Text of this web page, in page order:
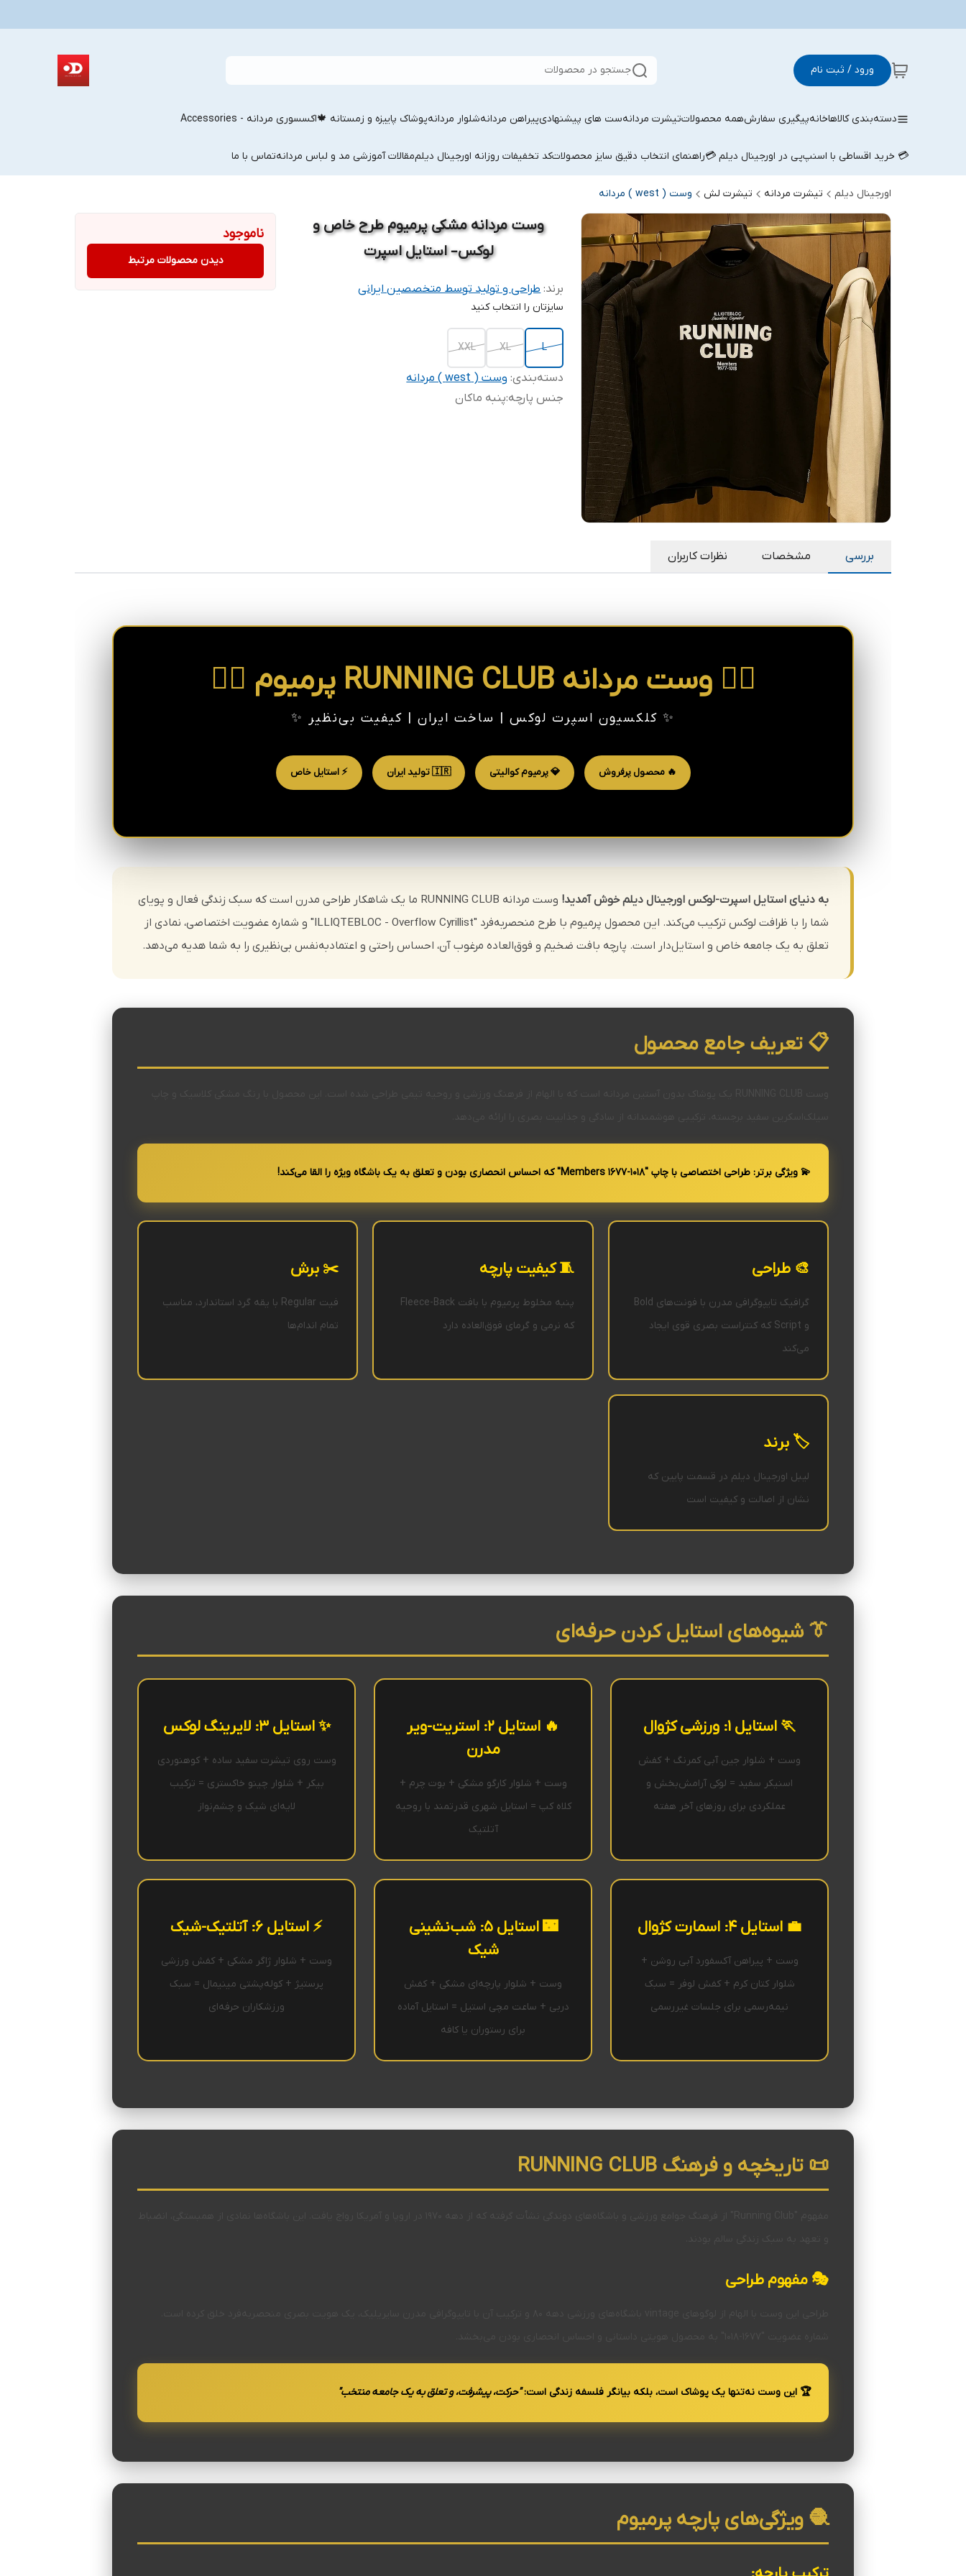
ورود / ثبت نام جستجو در محصولات
دسته‌بندی کالاهاخانهپیگیری سفارشهمه محصولاتتیشرت مردانهست های پیشنهادیپیراهن مردانهشلوار مردانهپوشاک پاییزه و زمستانه 🍁اکسسوری مردانه - Accessories
💳 خرید اقساطی با اسنپ‌پی در اورجینال دیلم 💳راهنمای انتخاب دقیق سایز محصولاتکد تخفیفات روزانه اورجینال دیلممقالات آموزشی مد و لباس مردانهتماس با ما
اورجینال دیلم تیشرت مردانه تیشرت لش وست ( west ) مردانه
وست مردانه مشکی پرمیوم طرح خاص و
لوکس– استایل اسپرت
برند: طراحی و تولید توسط متخصصین ایرانی
سایزتان را انتخاب کنید
L
XL
XXL
دسته‌بندی: وست ( west ) مردانه
جنس پارچه:پنبه ماکان
ناموجود
دیدن محصولات مرتبط
بررسی مشخصات نظرات کاربران
🏃‍♂️ وست مردانه RUNNING CLUB پرمیوم 🏃‍♂️
✨ کلکسیون اسپرت لوکس | ساخت ایران | کیفیت بی‌نظیر ✨
🔥 محصول پرفروش 💎 پرمیوم کوالیتی 🇮🇷 تولید ایران ⚡ استایل خاص
به دنیای استایل اسپرت-لوکس اورجینال دیلم خوش آمدید!
وست مردانه RUNNING CLUB ما یک شاهکار طراحی مدرن است که سبک زندگی فعال و پویای
شما را با ظرافت لوکس ترکیب می‌کند. این محصول پرمیوم با طرح منحصربه‌فرد "ILLIQTEBLOC - Overflow Cyrillist" و شماره عضویت اختصاصی، نمادی از
تعلق به یک جامعه خاص و استایل‌دار است. پارچه بافت ضخیم و فوق‌العاده مرغوب آن، احساس راحتی و اعتماد‌به‌نفس بی‌نظیری را به شما هدیه می‌دهد.
📋 تعریف جامع محصول
💫 ویژگی برتر: طراحی اختصاصی با چاپ "Members 1677-1018" که احساس انحصاری بودن و تعلق به یک باشگاه ویژه را القا می‌کند!
🎨 طراحی
گرافیک تایپوگرافی مدرن با فونت‌های Bold
و Script که کنتراست بصری قوی ایجاد
می‌کند
🧵 کیفیت پارچه
پنبه مخلوط پرمیوم با بافت Fleece-Back
که نرمی و گرمای فوق‌العاده دارد
✂️ برش
فیت Regular با یقه گرد استاندارد، مناسب
تمام اندام‌ها
🏷️ برند
لیبل اورجینال دیلم در قسمت پایین که
نشان از اصالت و کیفیت است
👔 شیوه‌های استایل کردن حرفه‌ای
🏃 استایل ۱: ورزشی کژوال
وست + شلوار جین آبی کمرنگ + کفش
اسنیکر سفید = لوکی آرامش‌بخش و
عملکردی برای روزهای آخر هفته
🔥 استایل ۲: استریت-ویر
مدرن
وست + شلوار کارگو مشکی + بوت چرم +
کلاه کپ = استایل شهری قدرتمند با روحیه
آتلتیک
✨ استایل ۳: لایرینگ لوکس
وست روی تیشرت سفید ساده + کوهنوردی
بیکر + شلوار چینو خاکستری = ترکیب
لایه‌ای شیک و چشم‌نواز
💼 استایل ۴: اسمارت کژوال
وست + پیراهن آکسفورد آبی روشن +
شلوار کتان کرم + کفش لوفر = سبک
نیمه‌رسمی برای جلسات غیررسمی
🌃 استایل ۵: شب‌نشینی
شیک
وست + شلوار پارچه‌ای مشکی + کفش
دربی + ساعت مچی استیل = استایل آماده
برای رستوران یا کافه
⚡ استایل ۶: آتلتیک-شیک
وست + شلوار ژاگر مشکی + کفش ورزشی
پرستیژ + کوله‌پشتی مینیمال = سبک
ورزشکاران حرفه‌ای
📜 تاریخچه و فرهنگ RUNNING CLUB
🎭 مفهوم طراحی
🏆 این وست نه‌تنها یک پوشاک است، بلکه بیانگر فلسفه زندگی است:"حرکت، پیشرفت، و تعلق به یک جامعه منتخب"
🧶 ویژگی‌های پارچه پرمیوم